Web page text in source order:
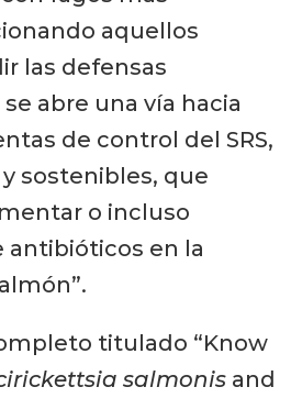
aquellos
las defensas
abre una vía hacia
de control del SRS,
sostenibles, que
o incluso
antibióticos en la
titulado “Know
salmonisand